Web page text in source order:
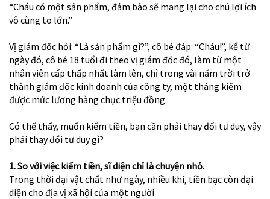
“Cháu có một sản phẩm, đảm bảo sẽ mang lại cho chú lợi ích
vô cùng to lớn.”
Vị giám đốc hỏi: “Là sản phẩm gì?”, cô bé đáp: “Cháu!”, kể từ
ngày đó, cô bé 18 tuổi đi theo vị giám đốc đó, làm từ một
nhân viên cấp thấp nhất làm lên, chỉ trong vài năm trời trở
thành giám đốc kinh doanh của công ty, một tháng kiếm
được mức lương hàng chục triệu đồng.
Có thể thấy, muốn kiếm tiền, bạn cần phải thay đổi tư duy, vậy
phải thay đổi tư duy gì?
1. So với việc kiếm tiền, sĩ diện chỉ là chuyện nhỏ.
Trong thời đại vật chất như ngày, nhiều khi, tiền bạc còn đại
diện cho địa vị xã hội của một người.